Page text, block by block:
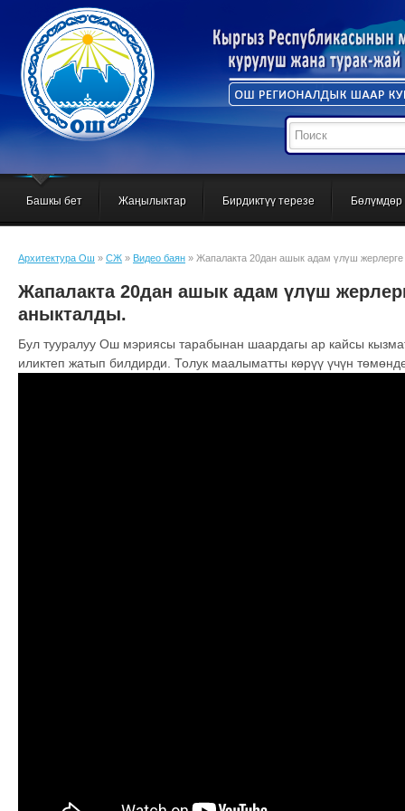
Башкы бет Жаңылыктар Бирдиктүү терезе Бөлүмдөр
Архитектура Ош » СЖ » Видео баян » Жапалакта 20дан ашык адам үлүш
Жапалакта 20дан ашык адам үлүш
аныкталды.
Бул тууралуу Ош мэриясы тарабынан шаардагы ар кайсы
иликтеп жатып билдирди. Толук маалыматты көрүү үчүн